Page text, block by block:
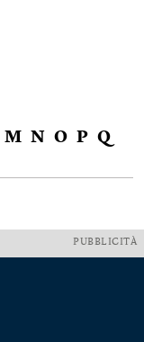
M N O P Q
PUBBLICITÀ